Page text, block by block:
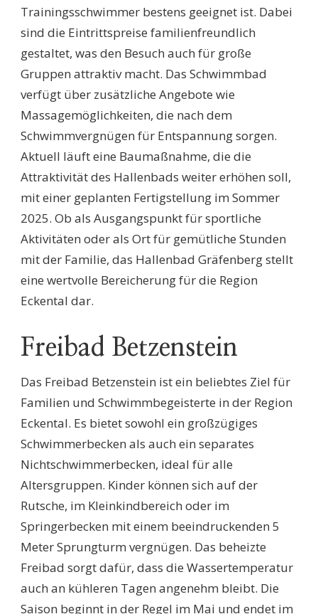
Trainingsschwimmer bestens geeignet ist. Dabei
sind die Eintrittspreise familienfreundlich
gestaltet, was den Besuch auch für große
Gruppen attraktiv macht. Das Schwimmbad
verfügt über zusätzliche Angebote wie
Massagemöglichkeiten, die nach dem
Schwimmvergnügen für Entspannung sorgen.
Aktuell läuft eine Baumaßnahme, die die
Attraktivität des Hallenbads weiter erhöhen soll,
mit einer geplanten Fertigstellung im Sommer
2025. Ob als Ausgangspunkt für sportliche
Aktivitäten oder als Ort für gemütliche Stunden
mit der Familie, das Hallenbad Gräfenberg stellt
eine wertvolle Bereicherung für die Region
Eckental dar.
Freibad Betzenstein
Das Freibad Betzenstein ist ein beliebtes Ziel für
Familien und Schwimmbegeisterte in der Region
Eckental. Es bietet sowohl ein großzügiges
Schwimmerbecken als auch ein separates
Nichtschwimmerbecken, ideal für alle
Altersgruppen. Kinder können sich auf der
Rutsche, im Kleinkindbereich oder im
Springerbecken mit einem beeindruckenden 5
Meter Sprungturm vergnügen. Das beheizte
Freibad sorgt dafür, dass die Wassertemperatur
auch an kühleren Tagen angenehm bleibt. Die
Saison beginnt in der Regel im Mai und endet im